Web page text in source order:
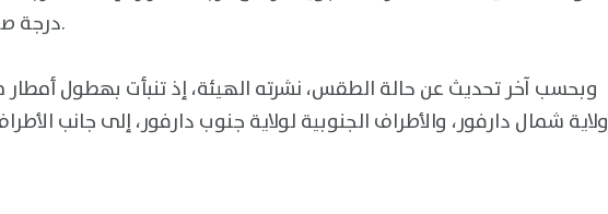
درجة صباح اليوم في مدينة حلفا الجديدة.
وبحسب آخر تحديث عن حالة الطقس، نشرته الهيئة، إذ تنبأت بهطول
ولاية شمال دارفور، والأطراف الجنوبية لولاية جنوب دارفور، إلى جانب